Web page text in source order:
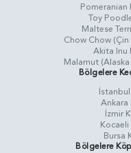
Pomeranian
Toy
Maltese
Chow Chow
Akita Inu
Malamut
Bölgelere
Ankara
İzmir
Bursa
Bölgelere